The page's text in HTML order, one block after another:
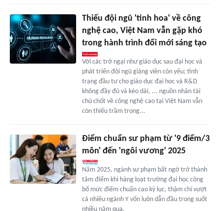
Thiếu đội ngũ 'tinh hoa' về công
nghệ cao, Việt Nam vẫn gặp khó
trong hành trình đổi mới sáng tạo
Với các trở ngại như giáo dục sau đại học và
phát triển đội ngũ giảng viên còn yếu; tình
trạng đầu tư cho giáo dục đại học và R&D
không đầy đủ và kéo dài, ... nguồn nhân tài
chủ chốt về công nghệ cao tại Việt Nam vẫn
còn thiếu trầm trọng...
Điểm chuẩn sư phạm từ '9 điểm/3
môn' đến 'ngôi vương' 2025
Năm 2025, ngành sư phạm bất ngờ trở thành
tâm điểm khi hàng loạt trường đại học công
bố mức điểm chuẩn cao kỷ lục, thậm chí vượt
cả nhiều ngành Y vốn luôn dẫn đầu trong suốt
nhiều năm qua.